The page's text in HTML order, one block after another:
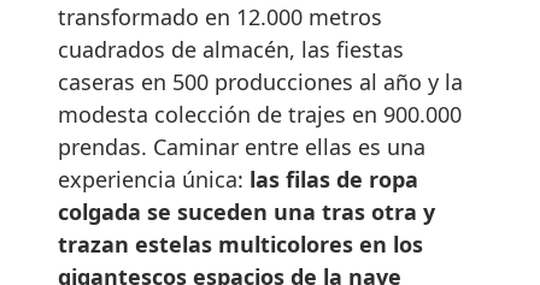
transformado en 12.000 metros
cuadrados de almacén, las fiestas
caseras en 500 producciones al año y la
modesta colección de trajes en 900.000
prendas. Caminar entre ellas es una
experiencia única: las filas de ropa
colgada se suceden una tras otra y
trazan estelas multicolores en los
gigantescos espacios de la nave